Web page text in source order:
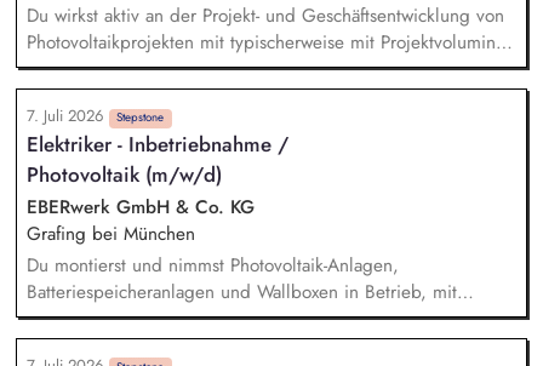
Du wirkst aktiv an der Projekt- und Geschäftsentwicklung von
Photovoltaikprojekten mit typischerweise mit Projektvolumina
von über 5 Millionen Euro. Potenzielle Photovoltaik-Standorte
analysierst du eigenständig hinsichtlich ihrer Realisierbarkeit
und bewertest sie wirtschaftlich auf Basis konkreter
Projektkonzepte. Gemeinsam mit dem Team übernimmst du
die Verwaltung und wirtschaftliche Bewertung unserer
Projektgesellschaften.
7. Juli 2026 Stepstone
Elektriker - Inbetriebnahme /
Photovoltaik (m/w/d)
EBERwerk GmbH & Co. KG
Grafing bei München
Du montierst und nimmst Photovoltaik-Anlagen,
Batteriespeicheranlagen und Wallboxen in Betrieb, mit
Schwerpunkt auf AC-Montage. Du planst und bereitest die
Installationsarbeiten vor. Du führst Kundentermine vor Ort zur